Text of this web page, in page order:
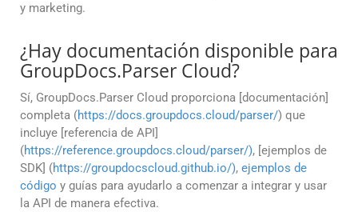
y marketing.
¿Hay documentación disponible para
GroupDocs.Parser Cloud?
Sí, GroupDocs.Parser Cloud proporciona [documentación]
completa (https://docs.groupdocs.cloud/parser/) que
incluye [referencia de API]
(https://reference.groupdocs.cloud/parser/), [ejemplos de
SDK] (https://groupdocscloud.github.io/), ejemplos de
código y guías para ayudarlo a comenzar a integrar y usar
la API de manera efectiva.